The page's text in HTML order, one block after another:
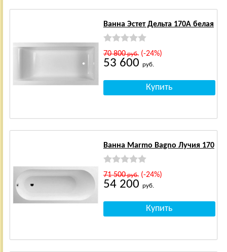
Ванна Эстет Дельта 170А белая
70 800руб.(-24%)
53 600 руб.
Ванна Marmo Bagno Лучия 170
71 500руб.(-24%)
54 200 руб.